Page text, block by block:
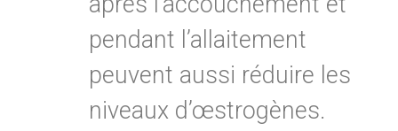
pendant l’allaitement
peuvent aussi réduire les
niveaux d’œstrogènes.